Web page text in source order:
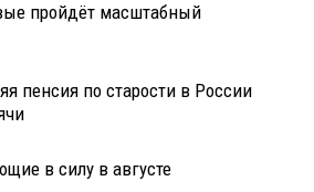
пройдёт масштабный
пенсия по старости в России
в силу в августе